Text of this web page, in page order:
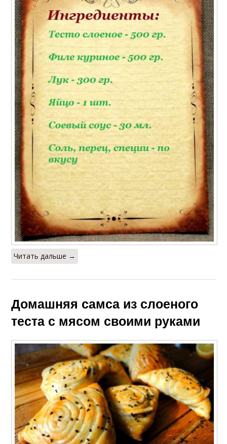
Читать дальше →
Домашняя самса из слоеного
теста с мясом своими руками